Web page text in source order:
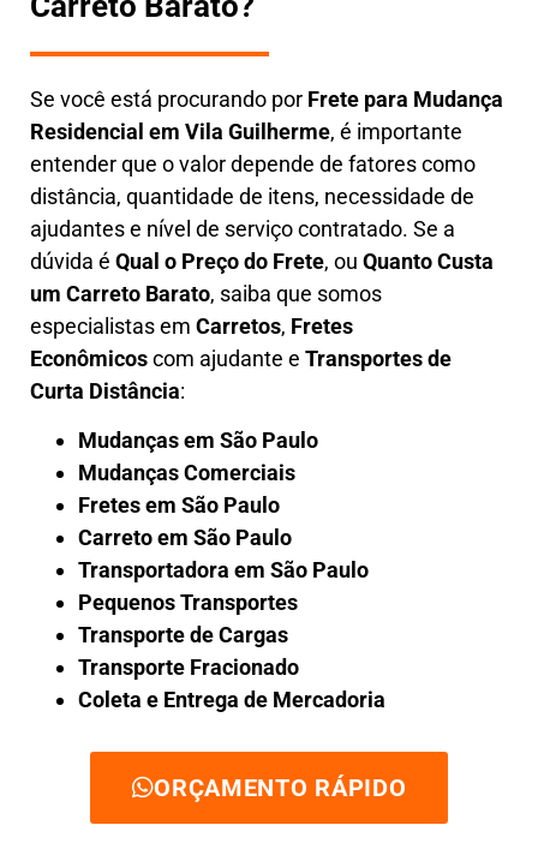
Se você está procurando por Frete para Mudança
Residencial em Vila Guilherme, é importante
entender que o valor depende de fatores como
distância, quantidade de itens, necessidade de
ajudantes e nível de serviço contratado. Se a
dúvida é Qual o Preço do Frete, ou Quanto Custa
um Carreto Barato, saiba que somos
especialistas em Carretos, Fretes
Econômicoscom ajudante e Transportes de
Curta Distância:
Mudanças em São Paulo
Mudanças Comerciais
Fretes em São Paulo
Carreto em São Paulo
Transportadora em São Paulo
Pequenos Transportes
Transporte de Cargas
Transporte Fracionado
Coleta e Entrega de Mercadoria
ORÇAMENTO RÁPIDO